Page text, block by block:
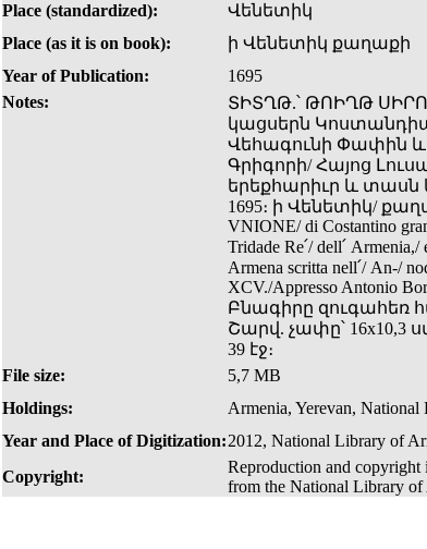
Place (standardized):
Վենետիկ
Place (as it is on book):
ի Վենետիկ քաղաքի
Year of Publication:
1695
Notes:
ՏԻՏՂԹ.՝ ԹՈԻՂԹ
կացսերն
Վեհագունի Փափին և
Գրիգորի/ Հայոց
երեքհարիւր և տասն
1695։ ի Վենետիկ/
VNIONE/ di Costantino
Tridade Re՛/ dell՛
Armena scritta nell՛/ An-/
XCV./Appresso Antonio
Բնագիրը զուգահեռ
Շարվ. չափը՝ 16x10,3
39 էջ։
File size:
5,7 MB
Holdings:
Armenia, Yerevan,
Year and Place of Digitization:2012, National Library of
Copyright:
Reproduction and copyright
from the National Library of